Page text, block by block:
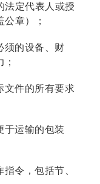
法定代表人或授
章）；
须的设备、财
文件的所有要求
于运输的包装
指令，包括节、